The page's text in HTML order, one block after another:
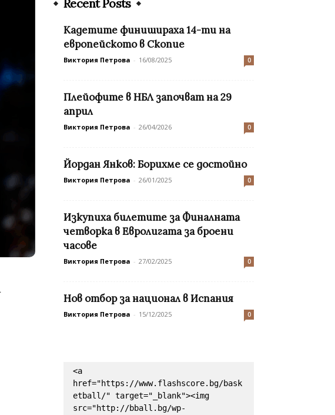
Recent Posts
Кадетите финишираха 14-ти на
европейското в Скопие
Виктория Петрова - 16/08/2025 0
Плейофите в НБЛ започват на 29
април
Виктория Петрова - 26/04/2026 0
Йордан Янков: Борихме се достойно
Виктория Петрова - 26/01/2025 0
Изкупиха билетите за Финалната
четворка в Евролигата за броени
часове
Виктория Петрова - 27/02/2025 0
Нов отбор за национал в Испания
Виктория Петрова - 15/12/2025 0
<a
href="https://www.flashscore.bg/bask
etball/" target="_blank"><img
src="http://bball.bg/wp-